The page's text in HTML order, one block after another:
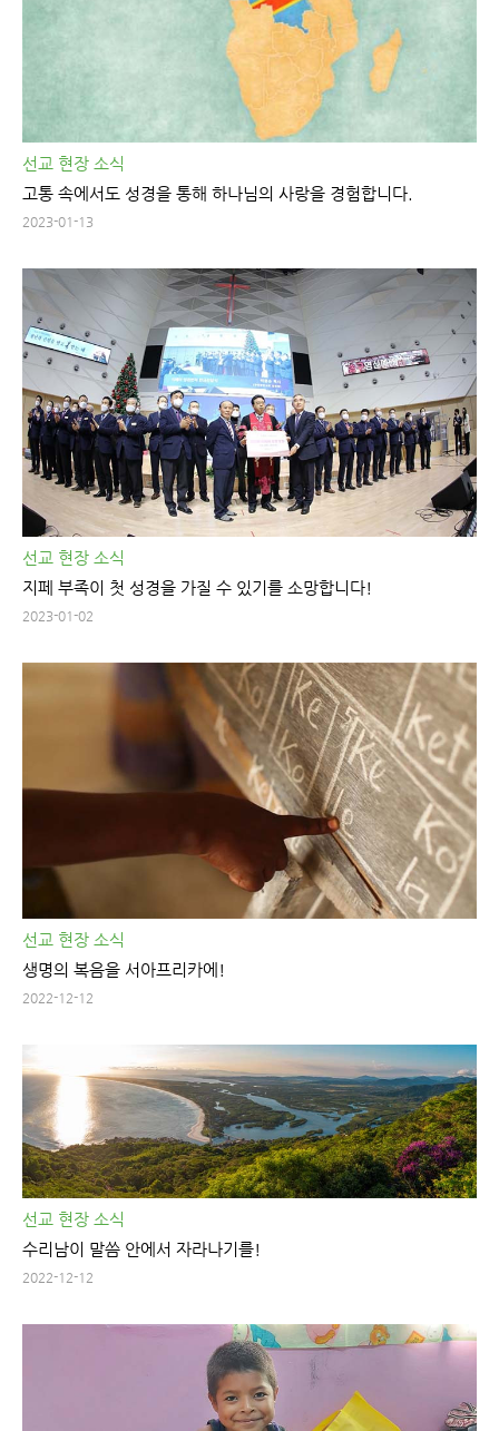
선교 현장 소식
고통 속에서도 성경을 통해 하나님의 사랑을 경험합니다.
2023-01-13
선교 현장 소식
지페 부족이 첫 성경을 가질 수 있기를 소망합니다!
2023-01-02
선교 현장 소식
생명의 복음을 서아프리카에!
2022-12-12
선교 현장 소식
수리남이 말씀 안에서 자라나기를!
2022-12-12